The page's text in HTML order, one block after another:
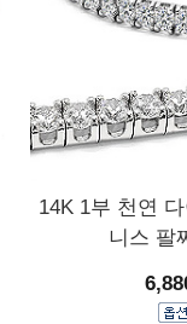
14K 1부 천연
니스 팔